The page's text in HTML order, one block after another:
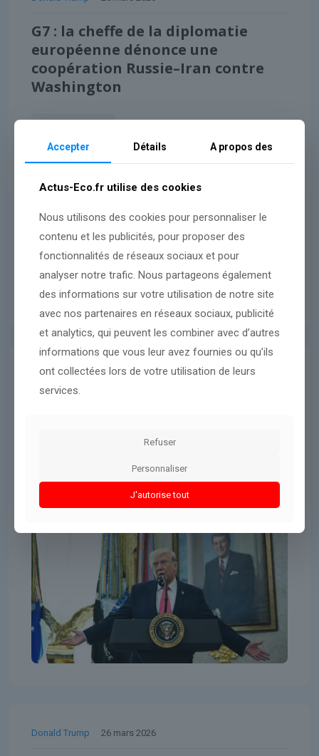
G7 : la cheffe de la diplomatie
européenne dénonce une
coopération Russie–Iran contre
Washington
Donald Trump 26 mars 2026
avant la fin de son ultimatum
Donald Trump 26 mars 2026
Accepter Détails A propos des
Actus-Eco.fr utilise des cookies
Nous utilisons des cookies pour personnaliser le
contenu et les publicités, pour proposer des
fonctionnalités de réseaux sociaux et pour
analyser notre trafic. Nous partageons également
des informations sur votre utilisation de notre site
avec nos partenaires en réseaux sociaux, publicité
et analytics, qui peuvent les combiner avec d’autres
informations que vous leur avez fournies ou qu’ils
ont collectées lors de votre utilisation de leurs
services.
Refuser
Personnaliser
J'autorise tout